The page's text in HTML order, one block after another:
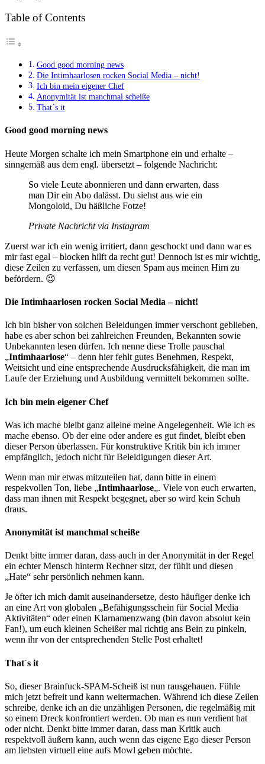
Table of Contents
Good good morning news
Die Intimhaarlosen rocken Social Media – nicht!
Ich bin mein eigener Chef
Anonymität ist manchmal scheiße
That´s it
Good good morning news
Heute Morgen schalte ich mein Smartphone ein und erhalte –
sinngemäß aus dem engl. übersetzt – folgende Nachricht:
So viele Leute abonnieren und dann erwarten, dass
man Dir ein Abo dalässt. Du siehst aus wie ein
Mongoloid, Du häßliche Fotze!
Private Nachricht via Instagram
Zuerst war ich ein wenig irritiert, dann geschockt und dann war es
mir fast egal – blocken hilft da recht gut! Dennoch ist es mir wichtig,
diese Zeilen zu verfassen, um diesen Spam aus meinen Hirn zu
befördern. 😉
Die Intimhaarlosen rocken Social Media – nicht!
Ich bin bisher von solchen Beleidungen immer verschont geblieben,
habe es aber schon bei zahlreichen Freunden, Bekannten sowie
Unbekannten lesen dürfen. Ich nenne diese Trolle pauschal
„Intimhaarlose“ – denn hier fehlt gutes Benehmen, Respekt,
Weitsicht und eine entsprechende Ausdrucksfähigkeit, die man im
Laufe der Erziehung und Ausbildung vermittelt bekommen sollte.
Ich bin mein eigener Chef
Was ich mache bleibt ganz alleine meine Angelegenheit. Wie ich es
mache ebenso. Ob der eine oder andere es gut findet, bleibt eben
dieser Person überlassen. Für konstruktive Kritik bin ich immer
empfänglich, jedoch nicht für Beleidigungen dieser Art.
Wenn man mir etwas mitzuteilen hat, dann bitte in einem
respekvollen Ton, liebe „Intimhaarlose„. Viele von euch erwarten,
dass man ihnen mit Respekt begegnet, aber so wird kein Schuh
draus.
Anonymität ist manchmal scheiße
Denkt bitte immer daran, dass auch in der Anonymität in der Regel
ein echter Mensch hinterm Rechner sitzt, der fühlt und diesen
„Hate“ sehr persönlich nehmen kann.
Je öfter ich mich damit auseinandersetze, desto häufiger denke ich
an eine Art von globalen „Befähigungsschein für Social Media
Aktivitäten“ oder einen Klarnamenzwang (bin davon absolut kein
Fan!), um euch kleinen Scheißer mal richtig ans Bein zu pinkeln,
wenn ihr von der entsprechenden Stelle Post erhaltet!
That´s it
So, dieser Brainfuck-SPAM-Scheiß ist nun rausgehauen. Fühle
mich jetzt befreit und kann weitermachen. Während ich diese Zeilen
schreibe, denke ich an die unzähligen Personen, die regelmäßig mit
so einem Dreck konfrontiert werden. Ob man es nun verdient hat
oder nicht. Denkt bitte immer daran, dass man Kritik auch
respektvoll äußern kann, auch wenn das eigene Ego dieser Person
am liebsten virtuell eine aufs Mowl geben möchte.